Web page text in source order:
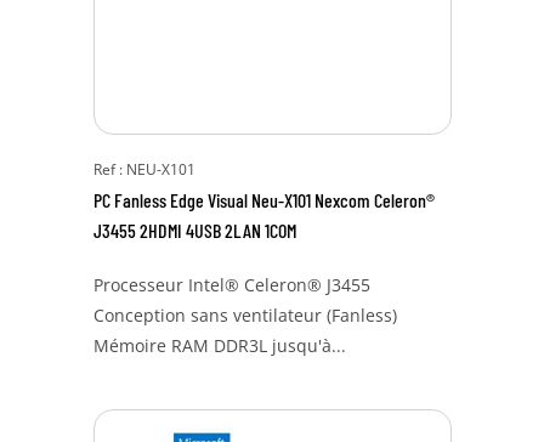
Ref : NEU-X101
PC Fanless Edge Visual Neu-X101 Nexcom Celeron®
J3455 2HDMI 4USB 2LAN 1COM
Processeur Intel® Celeron® J3455
Conception sans ventilateur (Fanless)
Mémoire RAM DDR3L jusqu'à...